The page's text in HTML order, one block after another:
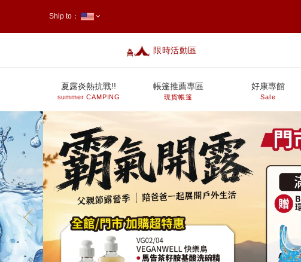
限時活動區
Ship to：
夏露炎熱抗戰!!
summer CAMPING
帳篷推薦專區
現貨帳篷
好康專館
Sale